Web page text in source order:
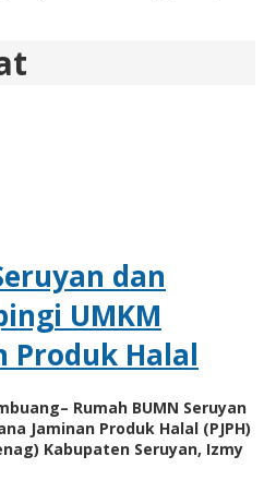
dan
UMKM
Produk Halal
Rumah BUMN Seruyan
Jaminan Produk Halal (PJPH)
Kabupaten Seruyan, Izmy